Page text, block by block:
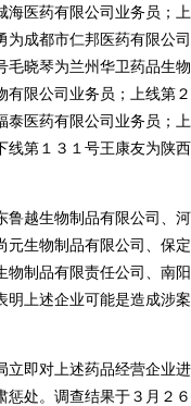
医药有限公司业务员；
成都市仁邦医药有限公
晓琴为兰州华卫药品生
有限公司业务员；上线第
医药有限公司业务员；
第１３１号王康友为陕
越生物制品有限公司、
生物制品有限公司、保
制品有限责任公司、南
明上述企业可能是造成涉
即对上述药品经营企业
处。调查结果于３月２